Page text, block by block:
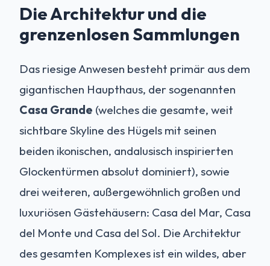
Die Architektur und die
grenzenlosen Sammlungen
Das riesige Anwesen besteht primär aus dem
gigantischen Haupthaus, der sogenannten
Casa Grande (welches die gesamte, weit
sichtbare Skyline des Hügels mit seinen
beiden ikonischen, andalusisch inspirierten
Glockentürmen absolut dominiert), sowie
drei weiteren, außergewöhnlich großen und
luxuriösen Gästehäusern: Casa del Mar, Casa
del Monte und Casa del Sol. Die Architektur
des gesamten Komplexes ist ein wildes, aber